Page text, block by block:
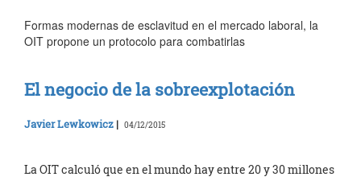
Formas modernas de esclavitud en el mercado laboral, la
OIT propone un protocolo para combatirlas
El negocio de la sobreexplotación
Javier Lewkowicz | 04/12/2015
La OIT calculó que en el mundo hay entre 20 y 30 millones